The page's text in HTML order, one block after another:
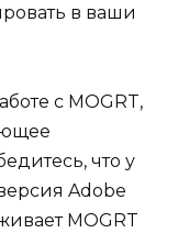
в ваши
с MOGRT,
что у
Adobe
MOGRT